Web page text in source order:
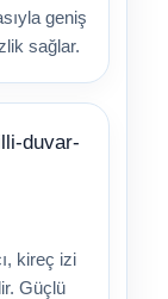
geniş
sağlar.
kireç izi
Güçlü